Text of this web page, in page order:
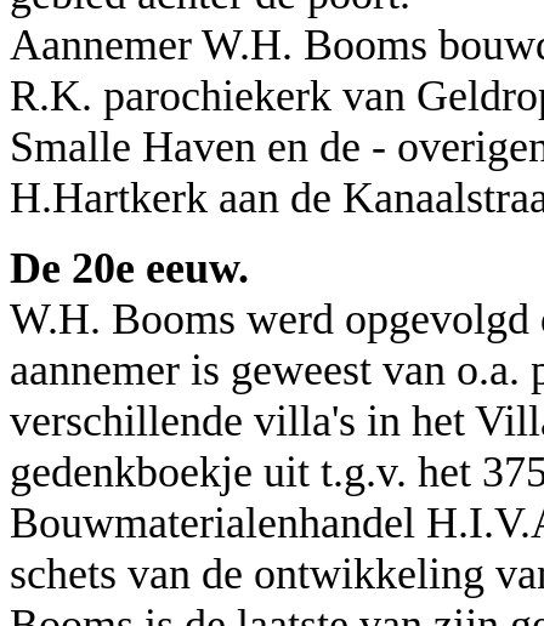
Aannemer W.H. Booms
R.K. parochiekerk van
Smalle Haven en de -
H.Hartkerk aan de
De 20e eeuw.
W.H. Booms werd opgevolgd
aannemer is geweest van
verschillende villa's in het
gedenkboekje uit t.g.v. het
Bouwmaterialenhandel
schets van de ontwikkeling